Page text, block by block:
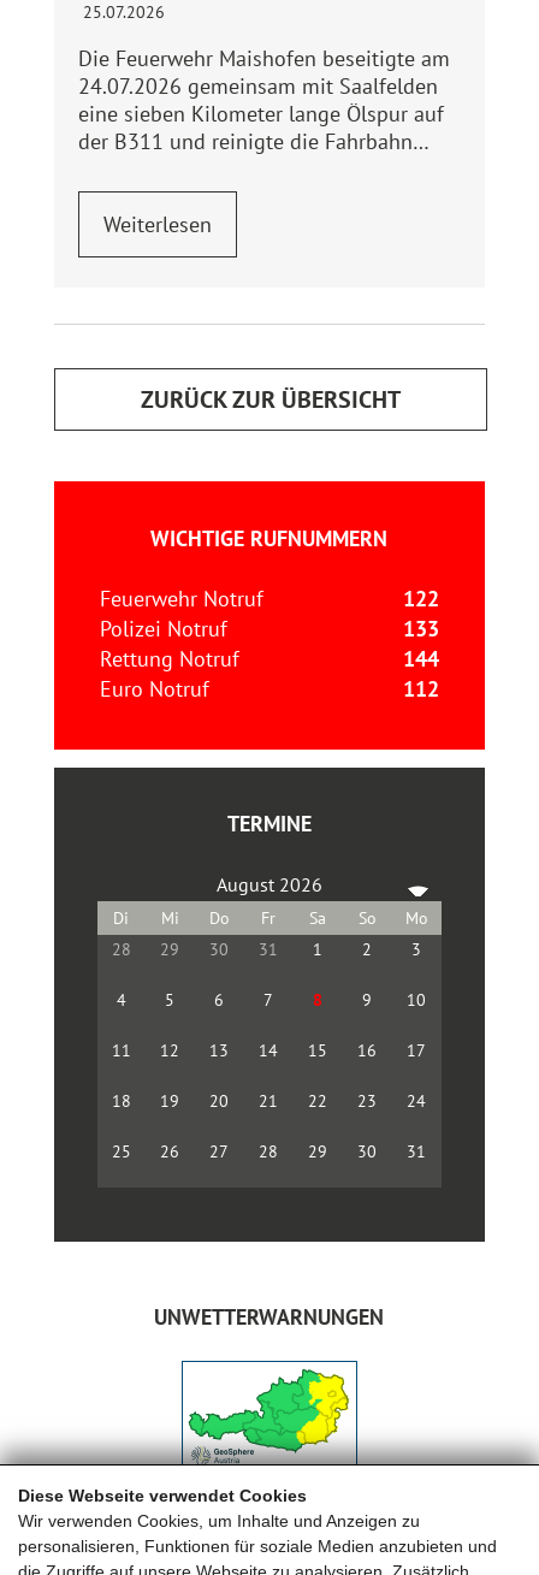
Diese Webseite verwendet Cookies
Wir verwenden Cookies, um Inhalte und Anzeigen zu
personalisieren, Funktionen für soziale Medien anzubieten und
25.07.2026
Die Feuerwehr Maishofen beseitigte am
24.07.2026 gemeinsam mit Saalfelden
eine sieben Kilometer lange Ölspur auf
der B311 und reinigte die Fahrbahn…
Weiterlesen
ZURÜCK ZUR ÜBERSICHT
WICHTIGE RUFNUMMERN
Feuerwehr Notruf
122
Polizei Notruf
133
Rettung Notruf
144
Euro Notruf
112
TERMINE
August 2026
28 29 30 31 1 2 3
4 5 6 7 8 9 10
11 12 13 14 15 16 17
18 19 20 21 22 23 24
25 26 27 28 29 30 31
UNWETTERWARNUNGEN